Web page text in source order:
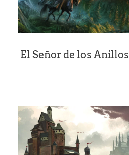
El Señor de los Anillos